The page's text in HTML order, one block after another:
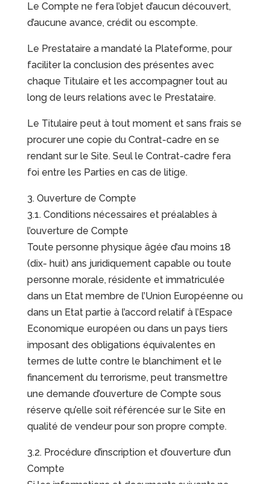
Le Compte ne fera l’objet d’aucun découvert,
d’aucune avance, crédit ou escompte.
Le Prestataire a mandaté la Plateforme, pour
faciliter la conclusion des présentes avec
chaque Titulaire et les accompagner tout au
long de leurs relations avec le Prestataire.
Le Titulaire peut à tout moment et sans frais se
procurer une copie du Contrat-cadre en se
rendant sur le Site. Seul le Contrat-cadre fera
foi entre les Parties en cas de litige.
3. Ouverture de Compte
3.1. Conditions nécessaires et préalables à
l’ouverture de Compte
Toute personne physique âgée d’au moins 18
(dix- huit) ans juridiquement capable ou toute
personne morale, résidente et immatriculée
dans un Etat membre de l’Union Européenne ou
dans un Etat partie à l’accord relatif à l’Espace
Economique européen ou dans un pays tiers
imposant des obligations équivalentes en
termes de lutte contre le blanchiment et le
financement du terrorisme, peut transmettre
une demande d’ouverture de Compte sous
réserve qu’elle soit référencée sur le Site en
qualité de vendeur pour son propre compte.
3.2. Procédure d’inscription et d’ouverture d’un
Compte